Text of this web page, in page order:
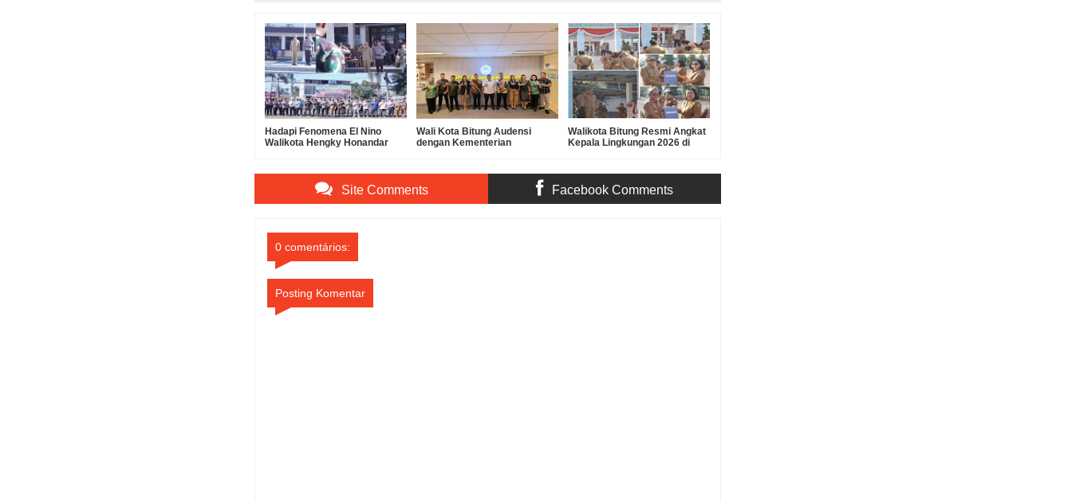
Hadapi Fenomena El Nino
Walikota Hengky Honandar
Bencana
Wali Kota Bitung Audensi
dengan Kementerian
Pencemaran Lingkungan PT
Futai Sulawesi Utara
Walikota Bitung Resmi Angkat
Kepala Lingkungan 2026 di
Site Comments Facebook Comments
0 comentários:
Posting Komentar